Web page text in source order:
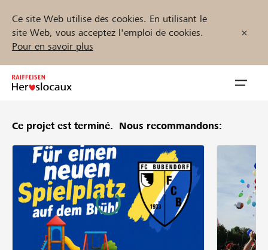
Ce site Web utilise des cookies. En utilisant le
site Web, vous acceptez l'emploi de cookies.
Pour en savoir plus
Inhalt
Parrainer
Trouvez des projets et des organisations
Ce projet est terminé. Nous recommandons: